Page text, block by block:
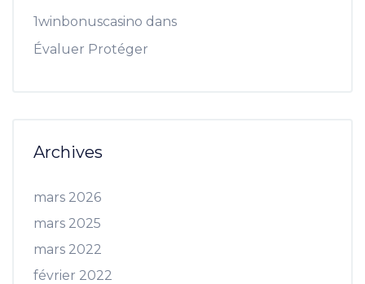
1winbonuscasino dans
Évaluer Protéger
Archives
mars 2026
mars 2025
mars 2022
février 2022